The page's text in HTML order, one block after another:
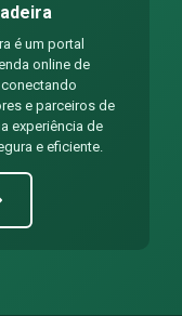
é um portal
online de
e parceiros de
experiência de
e eficiente.